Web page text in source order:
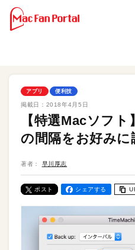
アプリ 便利技
掲載日： 2018年4月5日
【特選Macソフ
の間隔をお好みに
著者： 早川厚志
ポスト シェアする